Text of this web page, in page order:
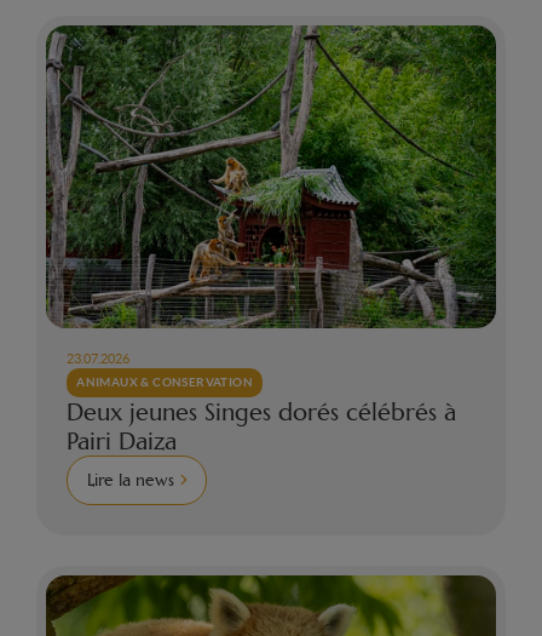
23.07.2026
ANIMAUX & CONSERVATION
Deux jeunes Singes dorés célébrés à
Pairi Daiza
Lire la news